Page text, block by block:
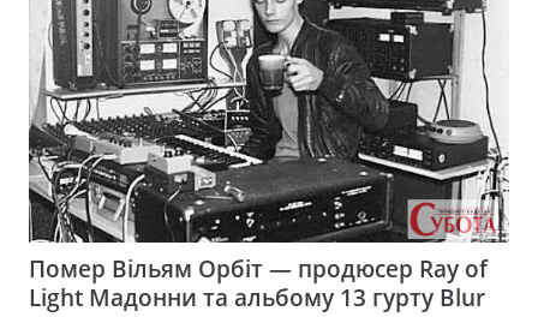
Помер Вільям Орбіт — продюсер Ray of
Light Мадонни та альбому 13 гурту Blur